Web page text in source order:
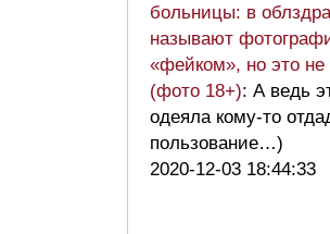
больницы: в
называют
«фейком», но это не
(фото 18+): А ведь
одеяла кому-то
пользование…)
2020-12-03 18:44:33